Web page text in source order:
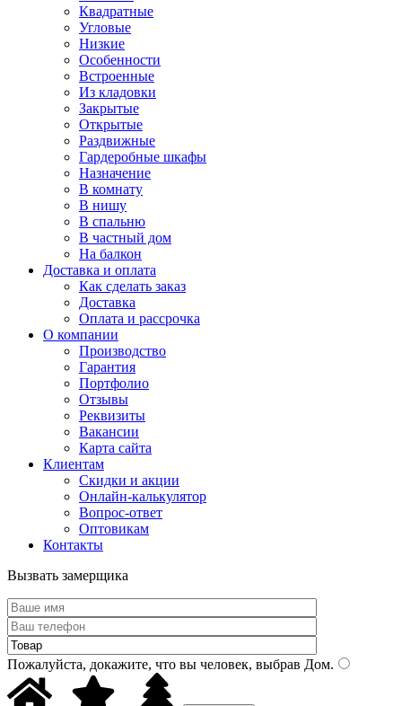
Квадратные
Угловые
Низкие
Особенности
Встроенные
Из кладовки
Закрытые
Открытые
Раздвижные
Гардеробные шкафы
Назначение
В комнату
В нишу
В спальню
В частный дом
На балкон
Доставка и оплата
Как сделать заказ
Доставка
Оплата и рассрочка
О компании
Производство
Гарантия
Портфолио
Отзывы
Реквизиты
Вакансии
Карта сайта
Клиентам
Скидки и акции
Онлайн-калькулятор
Вопрос-ответ
Оптовикам
Контакты
Вызвать замерщика
Пожалуйста, докажите, что вы человек, выбрав Дом.